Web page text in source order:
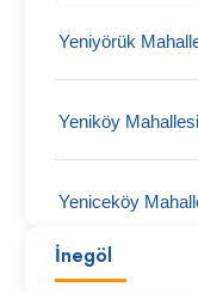
Yeniyörük
Yeniköy Mahallesi
Yeniceköy
Tüfekçikonak
İnegöl